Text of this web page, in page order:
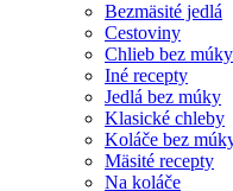
Bezmäsité jedlá
Cestoviny
Chlieb bez múky
Iné recepty
Jedlá bez múky
Klasické chleby
Koláče bez
Mäsité recepty
Na koláče